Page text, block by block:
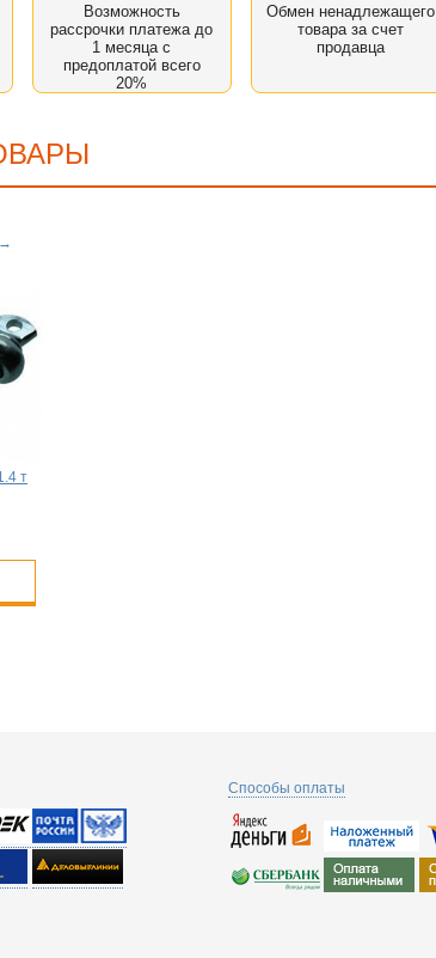
Возможность
рассрочки платежа до
1 месяца с
предоплатой всего
20%
Обмен ненадлежащего
товара за счет
продавца
→
т
Способы оплаты